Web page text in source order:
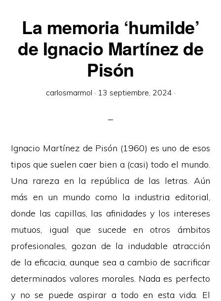
La memoria ‘humilde’
de Ignacio Martínez de
Pisón
carlosmarmol · 13 septiembre, 2024 ·
Ignacio Martínez de Pisón (1960) es uno de esos
tipos que suelen caer bien a (casi) todo el mundo.
Una rareza en la república de las letras. Aún
más en un mundo como la industria editorial,
donde las capillas, las afinidades y los intereses
mutuos, igual que sucede en otros ámbitos
profesionales, gozan de la indudable atracción
de la eficacia, aunque sea a cambio de sacrificar
determinados valores morales. Nada es perfecto
y no se puede aspirar a todo en esta vida. El